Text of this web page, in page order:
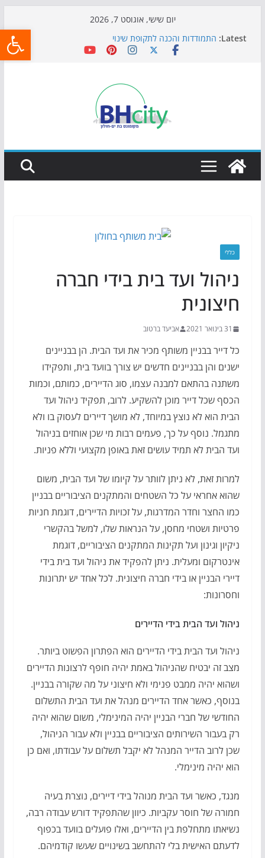
יום שישי, אוגוסט 7, 2026
Latest: התמודדות והכנה לתקופת שינוי
אי ההרפתקאות ממשיך לכבוש את הגינות: מאות משפחות
כדורגל באווירה מיוחדת: הקרנת גמר המונדיאל בטרמינל
הקיץ של בני הנוער בבת־ים: חוף הריביירה הופך למרחב
בטוח בשעות הערב
כללי
ניהול ועד בית בידי חברה
חיצונית
31 בינואר 2021 אביעד ברטוב
כל דייר בבניין משותף מכיר את ועד הבית. הן בבניינים
ישנים והן בבניינים חדשים יש צורך בוועד בית, ותפקידו
משתנה בהתאם למבנה עצמו, סוג הדיירים, כמותם, וכמות
הכסף שכל דייר מוכן להשקיע. לרוב, תפקיד ניהול ועד
הבית הוא לא נוצץ במיוחד, לא מושך דיירים לעסוק בו ולא
מתגמל. נוסף על כך, פעמים רבות מי שכן אוחזים בניהול
ועד הבית לא תמיד עושים זאת באופן מקצועי וללא פניות.
למרות זאת, לא ניתן לוותר על קיומו של ועד הבית, משום
שהוא אחראי על כל השטחים והמתקנים הציבוריים בבניין
כמו החצר וחדר המדרגות, על זכויות הדיירים, דוגמת חניות
פרטיות ושטחי מחסן, על הנראות שלו, למשל בהקשרי
ניקיון וגינון ועל תקינות המתקנים הציבוריים, דוגמת
אינטרקום ומעלית. ניתן להפקיד את ניהול ועד בית בידי
דיירי הבניין או בידי חברה חיצונית. לכל אחד יש יתרונות
וחסרונות:
ניהול ועד הבית בידי הדיירים
ניהול ועד הבית בידי הדיירים הוא הפתרון הפשוט ביותר.
מצב זה יבטיח שהניהול באמת יהיה חופף לרצונות הדיירים
ושהוא יהיה ממבט פנימי ולא חיצוני על מה שקורה בבניין.
בנוסף, כאשר אחד הדיירים מנהל את ועד הבית התשלום
החודשי של חברי הבניין יהיה המינימלי, משום שהוא יהיה
רק בעבור השירותים הציבוריים בבניין ולא עבור הניהול,
שכן לרוב הדייר המנהל לא יקבל תשלום על עבודתו, ואם כן
הוא יהיה מינימלי.
מנגד, כאשר ועד הבית מנוהל בידי דיירים, נוצרת בעיה
חמורה של חוסר עקביות. כיוון שהתפקיד דורש עבודה רבה,
נשיאתו מתחלפת בין הדיירים, ואלו פועלים בוועד בכפוף
לדעתם האישית בלי להתחשב בשינויים שעשו קודמיהם.